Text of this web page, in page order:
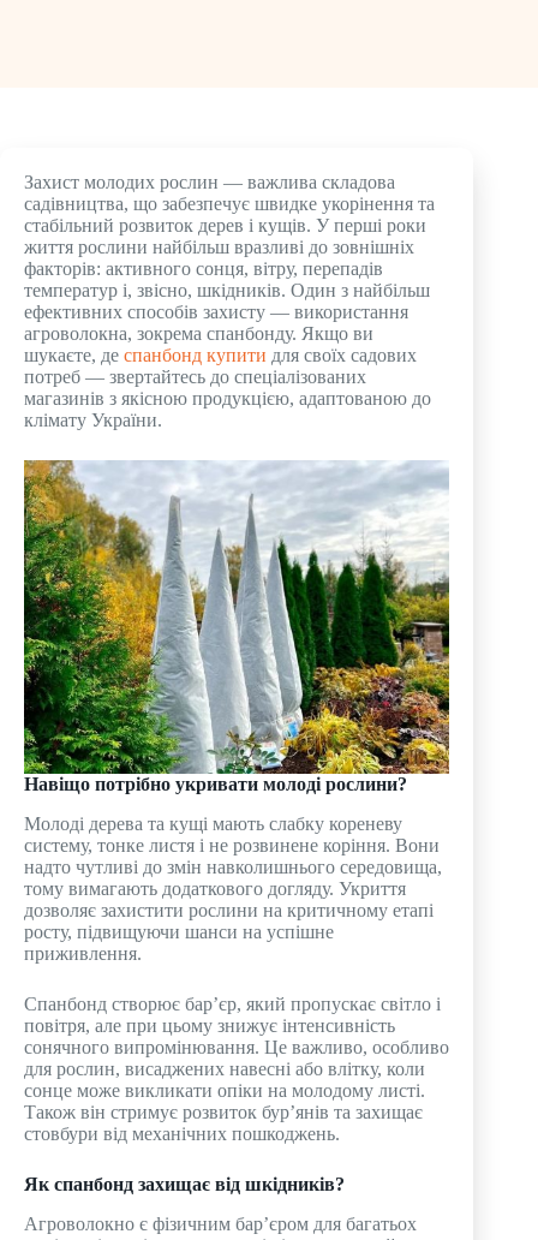
Захист молодих рослин — важлива складова
садівництва, що забезпечує швидке укорінення та
стабільний розвиток дерев і кущів. У перші роки
життя рослини найбільш вразливі до зовнішніх
факторів: активного сонця, вітру, перепадів
температур і, звісно, шкідників. Один з найбільш
ефективних способів захисту — використання
агроволокна, зокрема спанбонду. Якщо ви
шукаєте, де спанбонд купити для своїх садових
потреб — звертайтесь до спеціалізованих
магазинів з якісною продукцією, адаптованою до
клімату України.
Навіщо потрібно укривати молоді рослини?
Молоді дерева та кущі мають слабку кореневу
систему, тонке листя і не розвинене коріння. Вони
надто чутливі до змін навколишнього середовища,
тому вимагають додаткового догляду. Укриття
дозволяє захистити рослини на критичному етапі
росту, підвищуючи шанси на успішне
приживлення.
Спанбонд створює бар’єр, який пропускає світло і
повітря, але при цьому знижує інтенсивність
сонячного випромінювання. Це важливо, особливо
для рослин, висаджених навесні або влітку, коли
сонце може викликати опіки на молодому листі.
Також він стримує розвиток бур’янів та захищає
стовбури від механічних пошкоджень.
Як спанбонд захищає від шкідників?
Агроволокно є фізичним бар’єром для багатьох